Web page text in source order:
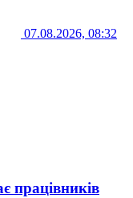
07.08.2026, 08:32
працівників